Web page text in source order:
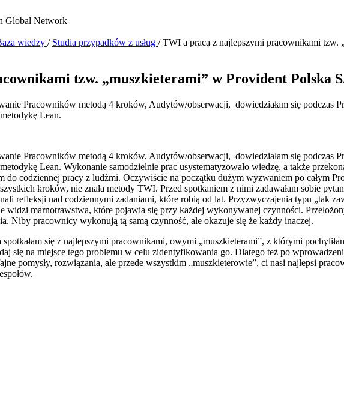
Global Network
wiedzy / Studia przypadków z usług /TWI a praca z najlepszymi pracownikami tzw.
tzw. „muszkieterami” w Provident Polska
Pracowników metodą 4 kroków, Audytów/obserwacji, dowiedziałam się
Lean.
Pracowników metodą 4 kroków, Audytów/obserwacji, dowiedziałam się
Lean. Wykonanie samodzielnie prac usystematyzowało wiedzę, a także
codziennej pracy z ludźmi. Oczywiście na początku dużym wyzwaniem po całym
kroków, nie znała metody TWI. Przed spotkaniem z nimi zadawałam sobie
refleksji nad codziennymi zadaniami, które robią od lat. Przyzwyczajenia typu „tak
widzi marnotrawstwa, które pojawia się przy każdej wykonywanej czynności.
Niby pracownicy wykonują tą samą czynność, ale okazuje się że każdy inaczej.
się z najlepszymi pracownikami, owymi „muszkieterami”, z którymi
się na miejsce tego problemu w celu zidentyfikowania go. Dlatego też po
pomysły, rozwiązania, ale przede wszystkim „muszkieterowie”, ci nasi najlepsi